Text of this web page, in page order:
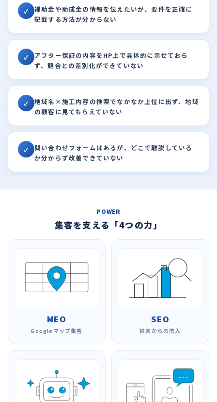
✓
補助金や助成金の情報を伝えたいが、要件を正確に
記載する方法が分からない
✓
アフター保証の内容をHP上で具体的に示せておら
ず、競合との差別化ができていない
✓
地域名×施工内容の検索でなかなか上位に出ず、地域
の顧客に見てもらえていない
✓
問い合わせフォームはあるが、どこで離脱している
か分からず改善できていない
POWER
集客を支える「4つの力」
MEO
Googleマップ集客
SEO
検索からの流入